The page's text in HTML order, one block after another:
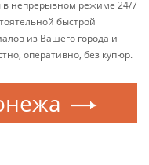
в непрерывном режиме 24/7
быстрой
из Вашего города и
оперативно, без купюр.